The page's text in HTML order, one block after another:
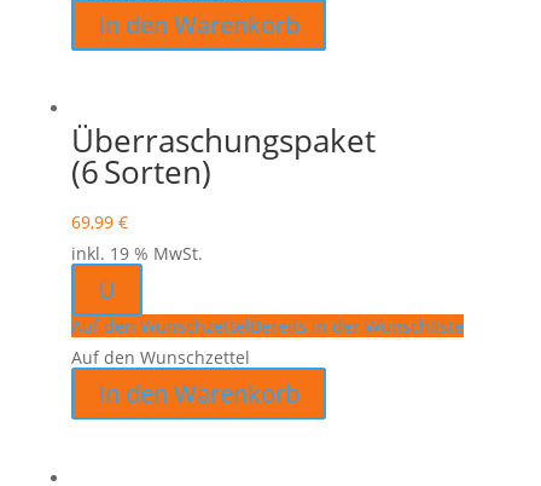
In den Warenkorb
Überraschungspaket
(6 Sorten)
69,99 €
inkl. 19 % MwSt.
U
Auf den WunschzettelBereits in der Wunschliste
Auf den Wunschzettel
In den Warenkorb